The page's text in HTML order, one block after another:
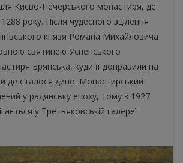
Києво-Печерського монастиря, де
року. Після чудесного зцілення
князя Романа Михайловича
святинею Успенського
Брянська, куди її доправили на
де сталося диво. Монастирський
у радянську епоху, тому з 1927
у Третьяковській галереї